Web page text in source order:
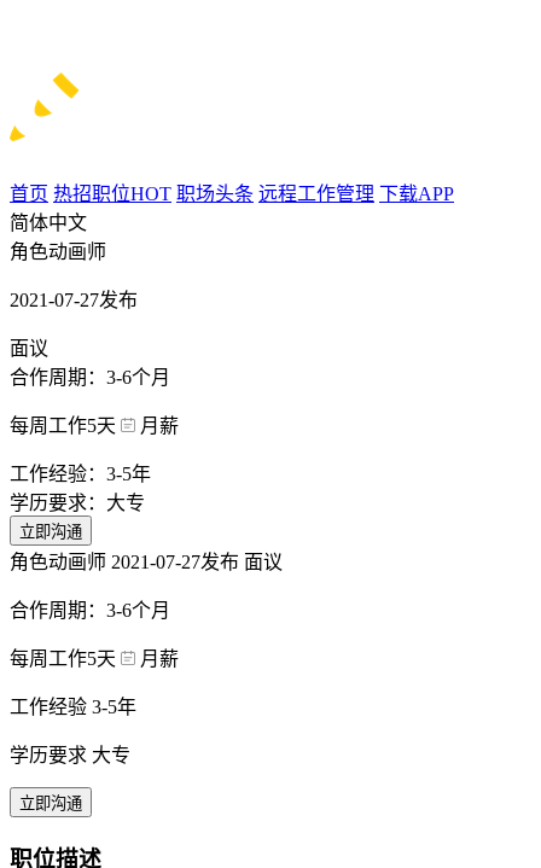
首页 热招职位HOT 职场头条 远程工作管理 下载APP
简体中文
角色动画师
2021-07-27发布
面议
合作周期：3-6个月
每周工作5天 月薪
工作经验：3-5年
学历要求：大专
立即沟通
角色动画师 2021-07-27发布 面议
合作周期：3-6个月
每周工作5天 月薪
工作经验 3-5年
学历要求 大专
立即沟通
职位描述